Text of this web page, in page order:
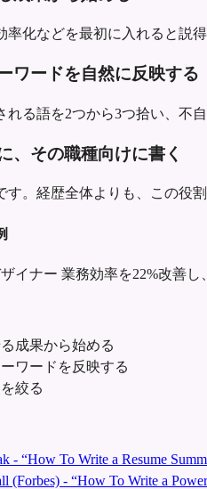
率化などを最初に入れると説得
ワードを自然に反映する
れる語を2つから3つ拾い、不
、その職種向けに書く
す。経歴全体よりも、この役
イナー 業務効率を22%改善し
成果から始める
ワードを反映する
絞る
- “How To Write a Resume
(Forbes) - “How To Write a